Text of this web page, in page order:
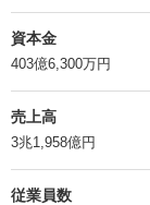
資本金
403億6,300万円
売上高
3兆1,958億円
従業員数